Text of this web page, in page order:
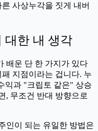
사상누각을 짓게 내버
대한 내 생각
배운 단 한 가지가 있다
지점이라는 겁니다. 누
익과 "크립토 같은" 상승
, 무조건 반대 방향으로
인이 되는 유일한 방법은